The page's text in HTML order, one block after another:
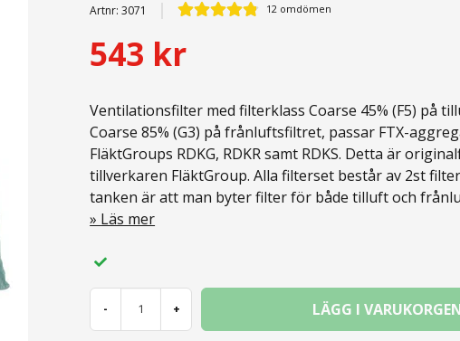
Artnr:3071 12 omdömen
543 kr
Ventilationsfilter med filterklass Coarse 45% (F5) på
Coarse 85% (G3) på frånluftsfiltret, passar FTX-
FläktGroups RDKG, RDKR samt RDKS. Detta är
tillverkaren FläktGroup. Alla filterset består av 2st
tanken är att man byter filter för både tilluft och
Läs mer
- + LÄGG I